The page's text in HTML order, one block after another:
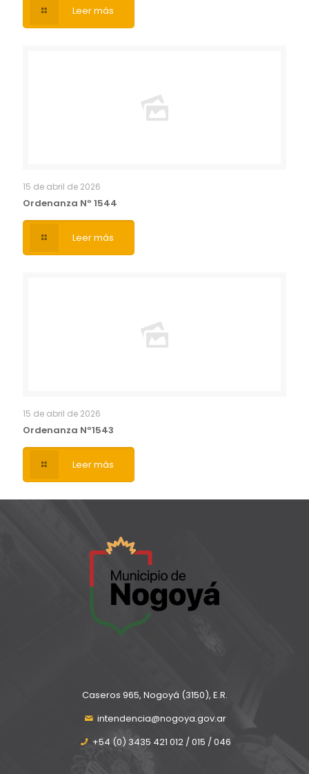
Leer más
15 de abril de 2026
Ordenanza Nº 1544
Leer más
15 de abril de 2026
Ordenanza Nº1543
Leer más
Caseros 965, Nogoyá (3150), E.R.
intendencia@nogoya.gov.ar
+54 (0) 3435 421 012 / 015 / 046